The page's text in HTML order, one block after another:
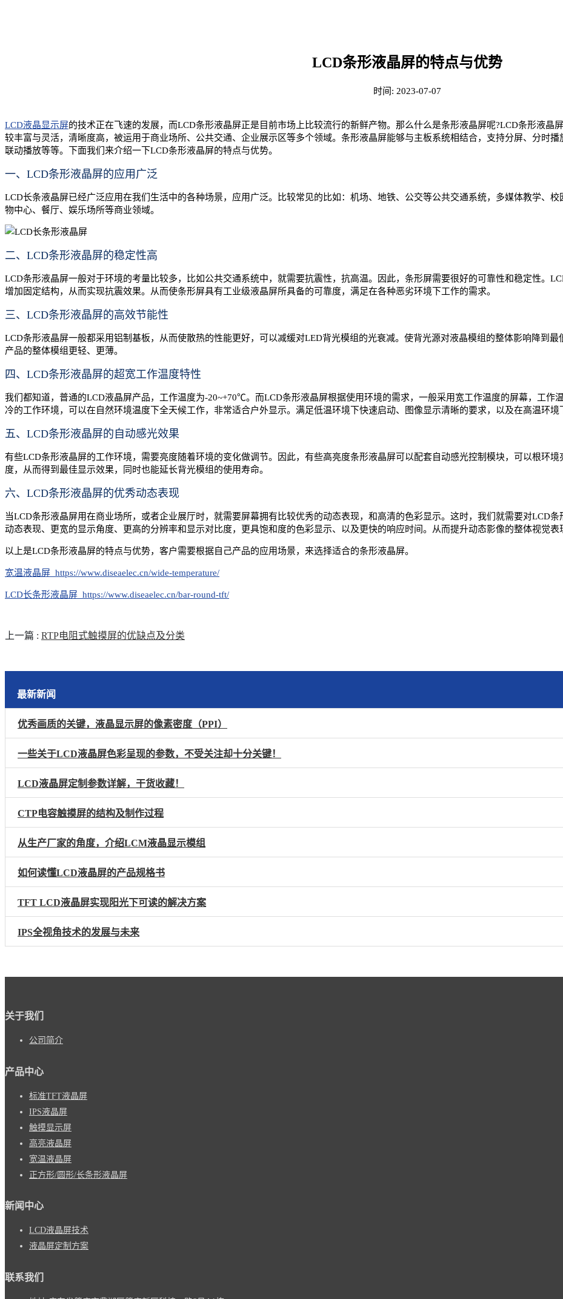
LCD条形液晶屏的特点与优势
时间: 2023-07-07
LCD液晶显示屏的技术正在飞速的发展，而LCD条形液晶屏正是目前市场上比较流行的新鲜产物。那么什么是条形液晶屏呢?LCD条形液晶
较丰富与灵活，清晰度高，被运用于商业场所、公共交通、企业展示区等多个领域。条形液晶屏能够与主板系统相结合，支持分屏、分时
联动播放等等。下面我们来介绍一下LCD条形液晶屏的特点与优势。
一、LCD条形液晶屏的应用广泛
LCD长条液晶屏已经广泛应用在我们生活中的各种场景，应用广泛。比较常见的比如：机场、地铁、公交等公共交通系统，多媒体教学、
物中心、餐厅、娱乐场所等商业领域。
二、LCD条形液晶屏的稳定性高
LCD条形液晶屏一般对于环境的考量比较多，比如公共交通系统中，就需要抗震性，抗高温。因此，条形屏需要很好的可靠性和稳定性。
增加固定结构，从而实现抗震效果。从而使条形屏具有工业级液晶屏所具备的可靠度，满足在各种恶劣环境下工作的需求。
三、LCD条形液晶屏的高效节能性
LCD条形液晶屏一般都采用铝制基板，从而使散热的性能更好，可以减缓对LED背光模组的光衰减。使背光源对液晶模组的整体影响降到
产品的整体模组更轻、更薄。
四、LCD条形液晶屏的超宽工作温度特性
我们都知道，普通的LCD液晶屏产品，工作温度为-20~+70℃。而LCD条形液晶屏根据使用环境的需求，一般采用宽工作温度的屏幕，工
冷的工作环境，可以在自然环境温度下全天候工作，非常适合户外显示。满足低温环境下快速启动、图像显示清晰的要求，以及在高温环境
五、LCD条形液晶屏的自动感光效果
有些LCD条形液晶屏的工作环境，需要亮度随着环境的变化做调节。因此，有些高亮度条形液晶屏可以配套自动感光控制模块，可以根环
度，从而得到最佳显示效果，同时也能延长背光模组的使用寿命。
六、LCD条形液晶屏的优秀动态表现
当LCD条形液晶屏用在商业场所，或者企业展厅时，就需要屏幕拥有比较优秀的动态表现，和高清的色彩显示。这时，我们就需要对LCD
动态表现、更宽的显示角度、更高的分辨率和显示对比度，更具饱和度的色彩显示、以及更快的响应时间。从而提升动态影像的整体视觉表
以上是LCD条形液晶屏的特点与优势，客户需要根据自己产品的应用场景，来选择适合的条形液晶屏。
宽温液晶屏 https://www.diseaelec.cn/wide-temperature/
LCD长条形液晶屏 https://www.diseaelec.cn/bar-round-tft/
上一篇 : RTP电阻式触摸屏的优缺点及分类
最新新闻
优秀画质的关键，液晶显示屏的像素密度（PPI）
一些关于LCD液晶屏色彩呈现的参数，不受关注却十分关键！
LCD液晶屏定制参数详解，干货收藏！
CTP电容触摸屏的结构及制作过程
从生产厂家的角度，介绍LCM液晶显示模组
如何读懂LCD液晶屏的产品规格书
TFT LCD液晶屏实现阳光下可读的解决方案
IPS全视角技术的发展与未来
关于我们
公司简介
产品中心
标准TFT液晶屏
IPS液晶屏
触摸显示屏
高亮液晶屏
宽温液晶屏
正方形/圆形/长条形液晶屏
新闻中心
LCD液晶屏技术
液晶屏定制方案
联系我们